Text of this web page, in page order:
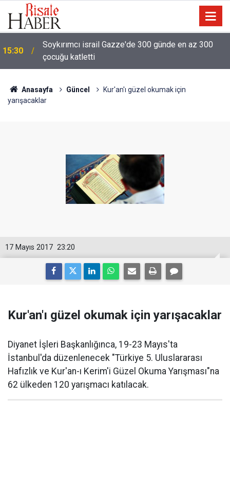
15:30
Soykırımcı israil Gazze'de 300 günde en az 300
çocuğu katletti
Anasayfa Güncel
Kur'an'ı güzel okumak için
yarışacaklar
23:20
17 Mayıs 2017
Kur'an'ı güzel okumak için yarışacaklar
Diyanet İşleri Başkanlığınca, 19-23 Mayıs'ta
İstanbul'da düzenlenecek "Türkiye 5. Uluslararası
Hafızlık ve Kur'an-ı Kerim'i Güzel Okuma Yarışması"na
62 ülkeden 120 yarışmacı katılacak.